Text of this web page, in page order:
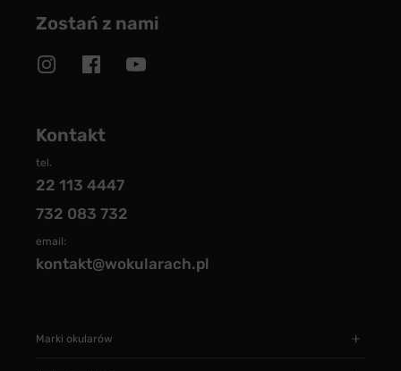
Zostań z nami
Kontakt
tel.
22 113 4447
732 083 732
email:
kontakt@wokularach.pl
Marki okularów